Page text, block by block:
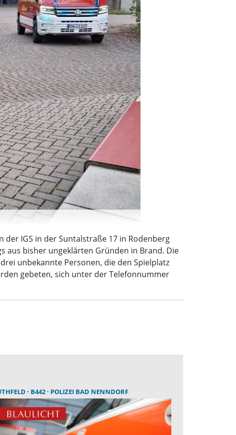
der IGS in der Suntalstraße 17 in Rodenberg
aus bisher ungeklärten Gründen in Brand. Die
unbekannte Personen, die den Spielplatz
gebeten, sich unter der Telefonnummer
B442 POLIZEI BAD NENNDORF